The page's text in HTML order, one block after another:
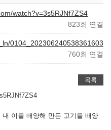
watch?v=3s5RJNf7ZS4
823회 연결
0104_202306240538361603
760회 연결
목록
이를 배양해 만든 고기를 배양